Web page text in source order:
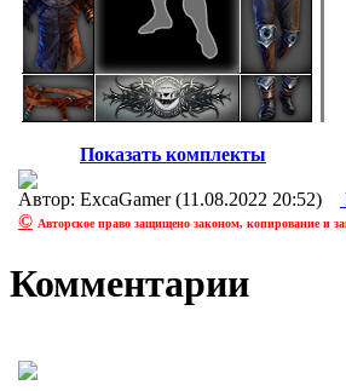
Показать комплекты
Автор: ExcaGamer (11.08.2022 20:52)
© Авторское право защищено законом, копирование и
Комментарии